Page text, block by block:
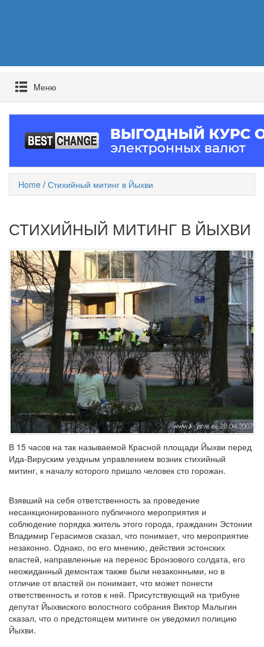
Mеню
Home / Стихийный митинг в Йыхви
СТИХИЙНЫЙ МИТИНГ В ЙЫХВИ
В 15 часов на так называемой Красной площади Йыхви перед
Ида-Вируским уездным управлением возник стихийный
митинг, к началу которого пришло человек сто горожан.
Взявший на себя ответственность за проведение
несанкционированного публичного мероприятия и
соблюдение порядка житель этого города, гражданин Эстонии
Владимир Герасимов сказал, что понимает, что мероприятие
незаконно. Однако, по его мнению, действия эстонских
властей, направленные на перенос Бронзового солдата, его
неожиданный демонтаж также были незаконными, но в
отличие от властей он понимает, что может понести
ответственность и готов к ней. Присутствующий на трибуне
депутат Йыхвиского волостного собрания Виктор Малыгин
сказал, что о предстоящем митинге он уведомил полицию
Йыхви.